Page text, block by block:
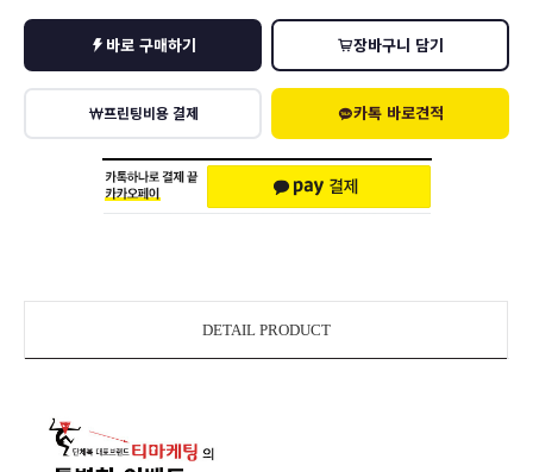
바로 구매하기 장바구니 담기
프린팅비용 결제 카톡 바로견적
DETAIL PRODUCT